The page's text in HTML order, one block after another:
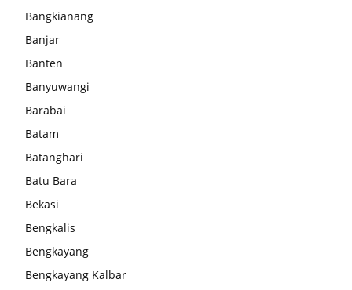
Bangkianang
Banjar
Banten
Banyuwangi
Barabai
Batam
Batanghari
Batu Bara
Bekasi
Bengkalis
Bengkayang
Bengkayang Kalbar